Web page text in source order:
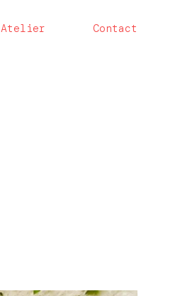
Atelier Contact